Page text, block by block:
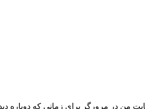
من در مرورگر برای زمانی که دوباره